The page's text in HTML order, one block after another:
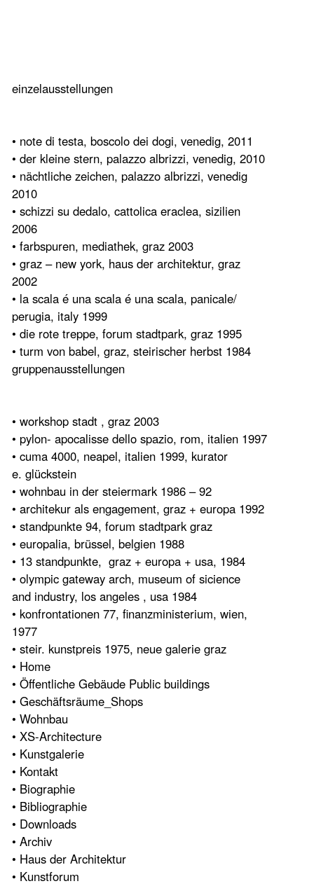
einzelausstellungen
• note di testa, boscolo dei dogi, venedig, 2011
• der kleine stern, palazzo albrizzi, venedig, 2010
• nächtliche zeichen, palazzo albrizzi, venedig
2010
• schizzi su dedalo, cattolica eraclea, sizilien
2006
• farbspuren, mediathek, graz 2003
• graz – new york, haus der architektur, graz
2002
• la scala é una scala é una scala, panicale/
perugia, italy 1999
• die rote treppe, forum stadtpark, graz 1995
• turm von babel, graz, steirischer herbst 1984
gruppenausstellungen
• workshop stadt , graz 2003
• pylon- apocalisse dello spazio, rom, italien 1997
• cuma 4000, neapel, italien 1999, kurator
e. glückstein
• wohnbau in der steiermark 1986 – 92
• architekur als engagement, graz + europa 1992
• standpunkte 94, forum stadtpark graz
• europalia, brüssel, belgien 1988
• 13 standpunkte, graz + europa + usa, 1984
• olympic gateway arch, museum of sicience
and industry, los angeles , usa 1984
• konfrontationen 77, finanzministerium, wien,
1977
• steir. kunstpreis 1975, neue galerie graz
• Home
• Öffentliche Gebäude Public buildings
• Geschäftsräume_Shops
• Wohnbau
• XS-Architecture
• Kunstgalerie
• Kontakt
• Biographie
• Bibliographie
• Downloads
• Archiv
• Haus der Architektur
• Kunstforum